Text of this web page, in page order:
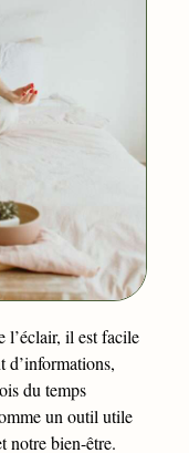
l’éclair, il est facile
d’informations,
du temps
un outil utile
notre bien-être.